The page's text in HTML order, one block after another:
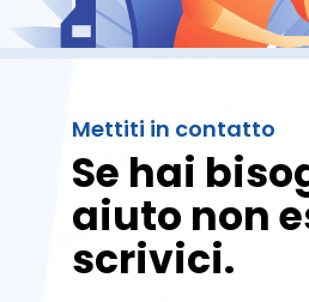
Mettiti in contatto
Se hai
aiuto non
scrivici.